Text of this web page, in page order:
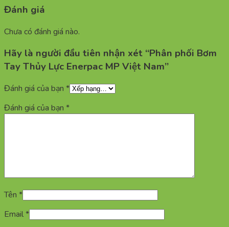
Đánh giá
Chưa có đánh giá nào.
Hãy là người đầu tiên nhận xét “Phân phối Bơm
Tay Thủy Lực Enerpac MP Việt Nam”
Đánh giá của bạn *
Đánh giá của bạn *
Tên *
Email*